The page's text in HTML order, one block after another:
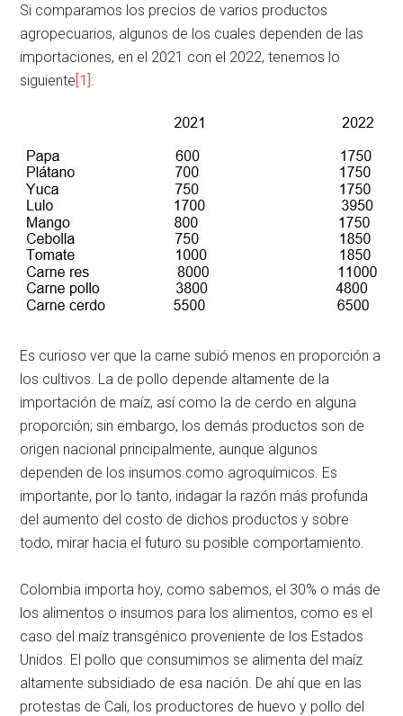
Si comparamos los precios de varios productos
agropecuarios, algunos de los cuales dependen de las
importaciones, en el 2021 con el 2022, tenemos lo
siguiente[1]:
Es curioso ver que la carne subió menos en proporción a
los cultivos. La de pollo depende altamente de la
importación de maíz, así como la de cerdo en alguna
proporción; sin embargo, los demás productos son de
origen nacional principalmente, aunque algunos
dependen de los insumos como agroquímicos. Es
importante, por lo tanto, indagar la razón más profunda
del aumento del costo de dichos productos y sobre
todo, mirar hacia el futuro su posible comportamiento.
Colombia importa hoy, como sabemos, el 30% o más de
los alimentos o insumos para los alimentos, como es el
caso del maíz transgénico proveniente de los Estados
Unidos. El pollo que consumimos se alimenta del maíz
altamente subsidiado de esa nación. De ahí que en las
protestas de Cali, los productores de huevo y pollo del